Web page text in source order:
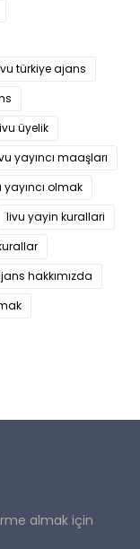
türkiye ajans
üyelik
yayıncı maaşları
yayıncı olmak
livu yayin kurallari
hakkımızda
almak için